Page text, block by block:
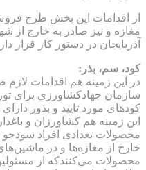
از اقدامات این بخش طرح
مغازه و نیز صادر به خارج از
آذربایجان در دستور کار قرار
کود، سم، بذر:
در این زمینه هم اقدامات
سازمان جهادکشاورزی برای
کودهای مورد تایید و بذور
این زمینه هم کشاورزان و
محصولات تعدادی افراد
خارج از مغازه‌ها و در
محصولات می‌کنندکه از